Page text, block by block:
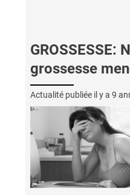
GROSSESSE:
grossesse
Actualité publiée il y a 9